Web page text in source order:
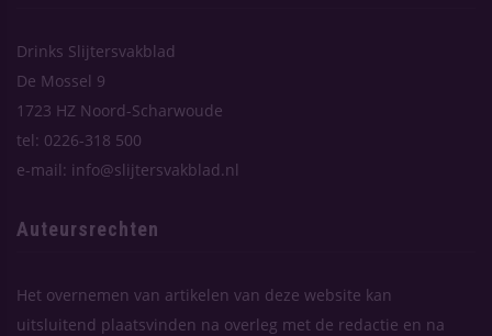
Drinks Slijtersvakblad
De Mossel 9
1723 HZ Noord-Scharwoude
tel: 0226-318 500
e-mail: info@slijtersvakblad.nl
Auteursrechten
Het overnemen van artikelen van deze website kan
uitsluitend plaatsvinden na overleg met de redactie en na